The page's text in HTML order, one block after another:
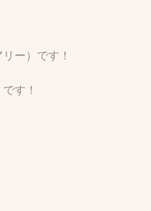
ー）です！
す！